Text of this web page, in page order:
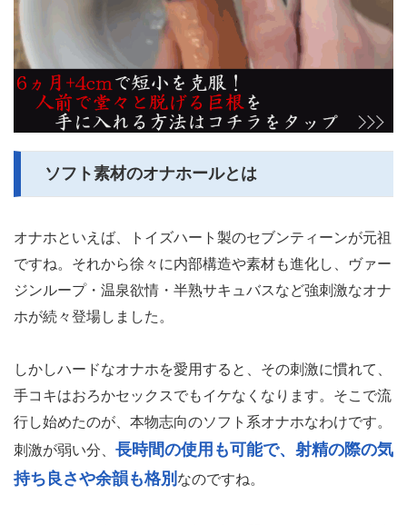
ソフト素材のオナホールとは
オナホといえば、トイズハート製のセブンティーンが元祖
ですね。それから徐々に内部構造や素材も進化し、ヴァー
ジンループ・温泉欲情・半熟サキュバスなど強刺激なオナ
ホが続々登場しました。
しかしハードなオナホを愛用すると、その刺激に慣れて、
手コキはおろかセックスでもイケなくなります。そこで流
行し始めたのが、本物志向のソフト系オナホなわけです。
刺激が弱い分、 長時間の使用も可能で、射精の際の気
持ち良さや余韻も格別 なのですね。